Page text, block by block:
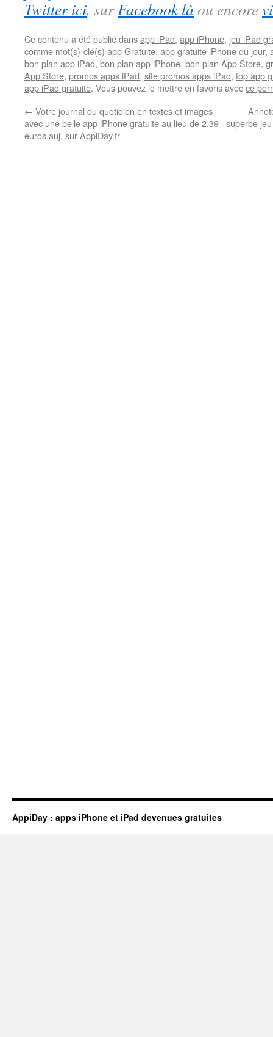
Twitter ici, surFacebook là ou encore
Ce contenu a été publié dansapp iPad, app iPhone, jeu iPad
comme mot(s)-clé(s) app Gratuite, app gratuite iPhone du jour,
bon plan app iPad, bon plan app iPhone, bon plan App Store,
App Store, promos apps iPad, site promos apps iPad, top app
app iPad gratuite. Vous pouvez le mettre en favoris avecce
← Votre journal du quotidien en textes et images
avec une belle app iPhone gratuite au lieu de 2,39
euros auj. sur AppiDay.fr
superbe
AppiDay : apps iPhone et iPad devenues gratuites